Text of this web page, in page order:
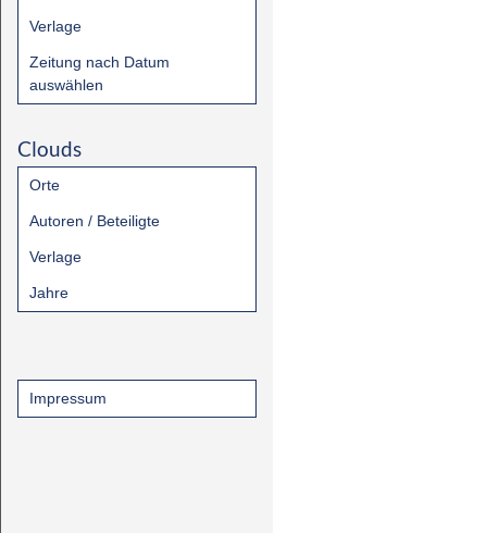
Verlage
Zeitung nach Datum
auswählen
Clouds
Orte
Autoren / Beteiligte
Verlage
Jahre
Impressum